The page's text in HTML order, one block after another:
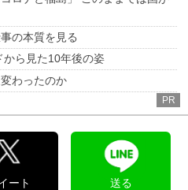
の本質を見る
ら見た10年後の姿
わったのか
PR
ート 送る